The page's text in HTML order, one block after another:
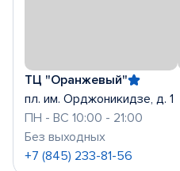
ТЦ "Оранжевый"
пл. им. Орджоникидзе, д. 1
ПН - ВС 10:00 - 21:00
Без выходных
+7 (845) 233-81-56